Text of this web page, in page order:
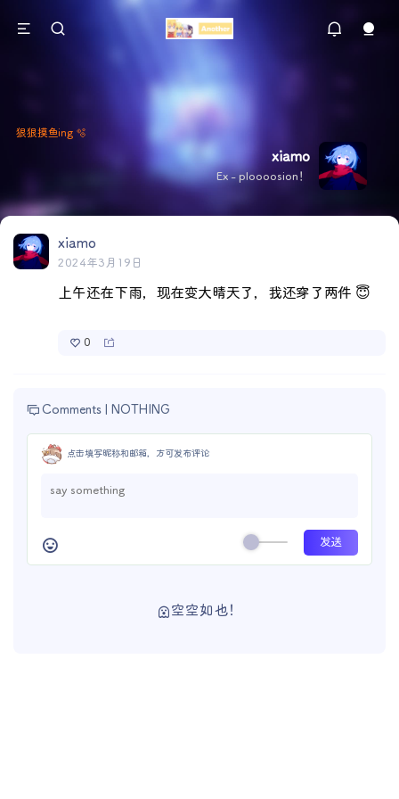
xiamo
Ex - ploooosion！
狠狠摸鱼ing 🫧
xiamo
2024年3月19日
上午还在下雨，现在变大晴天了，我还穿了两件 😇
0
Comments | NOTHING
点击填写昵称和邮箱，方可发布评论
空空如也！